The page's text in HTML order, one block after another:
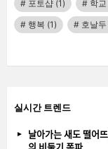
포토샵 (1) 학교
행복 (1) 호날두
실시간 트렌드
날아가는 새도
의 비둘기 폭파